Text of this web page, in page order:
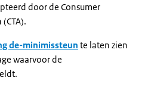
door de Consumer
de-minimissteun te laten zien
waarvoor de